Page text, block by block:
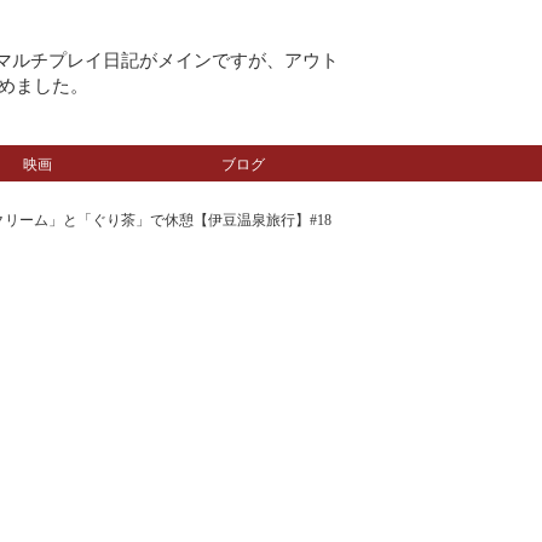
ルチプレイ日記がメインですが、アウト
ました。
映画 ブログ
ーム」と「ぐり茶」で休憩【伊豆温泉旅行】#18